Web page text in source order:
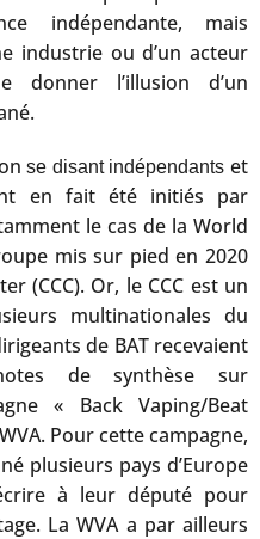
indépendante, mais
industrie ou d’un acteur
donner l’illusion d’un
se disant indépendants et
en fait été initiés par
le cas de la World
mis sur pied en 2020
(CCC). Or, le CCC est un
multinationales du
de BAT recevaient
de synthèse sur
« Back Vaping/Beat
Pour cette campagne,
plusieurs pays d’Europe
à leur député pour
La WVA a par ailleurs